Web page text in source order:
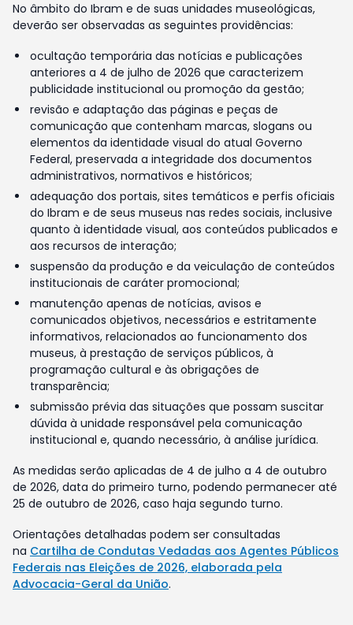
No âmbito do Ibram e de suas unidades museológicas,
deverão ser observadas as seguintes providências:
ocultação temporária das notícias e publicações
anteriores a 4 de julho de 2026 que caracterizem
publicidade institucional ou promoção da gestão;
revisão e adaptação das páginas e peças de
comunicação que contenham marcas, slogans ou
elementos da identidade visual do atual Governo
Federal, preservada a integridade dos documentos
administrativos, normativos e históricos;
adequação dos portais, sites temáticos e perfis oficiais
do Ibram e de seus museus nas redes sociais, inclusive
quanto à identidade visual, aos conteúdos publicados e
aos recursos de interação;
suspensão da produção e da veiculação de conteúdos
institucionais de caráter promocional;
manutenção apenas de notícias, avisos e
comunicados objetivos, necessários e estritamente
informativos, relacionados ao funcionamento dos
museus, à prestação de serviços públicos, à
programação cultural e às obrigações de
transparência;
submissão prévia das situações que possam suscitar
dúvida à unidade responsável pela comunicação
institucional e, quando necessário, à análise jurídica.
As medidas serão aplicadas de 4 de julho a 4 de outubro
de 2026, data do primeiro turno, podendo permanecer até
25 de outubro de 2026, caso haja segundo turno.
Orientações detalhadas podem ser consultadas
na Cartilha de Condutas Vedadas aos Agentes Públicos
Federais nas Eleições de 2026, elaborada pela
Advocacia-Geral da União.